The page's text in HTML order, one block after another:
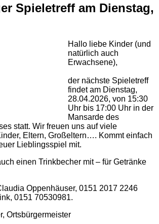
Spieletreff am Dienstag,
Hallo liebe Kinder (und
natürlich auch
Erwachsene),
der nächste Spieletreff
findet am Dienstag,
28.04.2026, von 15:30
Uhr bis 17:00 Uhr in der
Mansarde des
statt. Wir freuen uns auf viele
Eltern, Großeltern…. Kommt einfach
Lieblingsspiel mit.
einen Trinkbecher mit – für Getränke
Oppenhäuser, 0151 2017 2246
0151 70530981.
Ortsbürgermeister